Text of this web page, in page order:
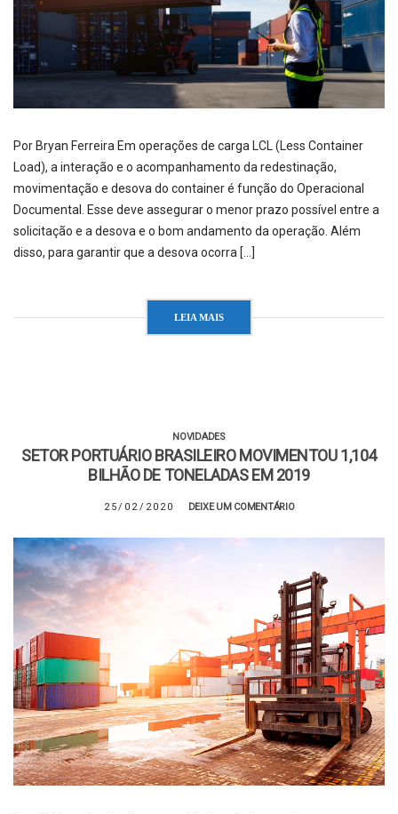
Por Bryan Ferreira Em operações de carga LCL (Less Container
Load), a interação e o acompanhamento da redestinação,
movimentação e desova do container é função do Operacional
Documental. Esse deve assegurar o menor prazo possível entre a
solicitação e a desova e o bom andamento da operação. Além
disso, para garantir que a desova ocorra […]
LEIA MAIS
NOVIDADES
SETOR PORTUÁRIO BRASILEIRO MOVIMENTOU 1,104
BILHÃO DE TONELADAS EM 2019
25/02/2020 DEIXE UM COMENTÁRIO